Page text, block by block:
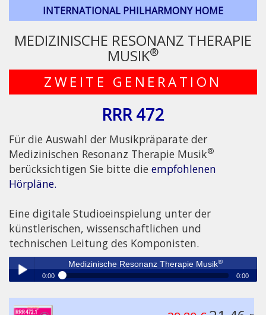
INTERNATIONAL PHILHARMONY HOME
MEDIZINISCHE RESONANZ THERAPIE
MUSIK®
ZWEITE GENERATION
RRR 472
Für die Auswahl der Musikpräparate der
Medizinischen Resonanz Therapie Musik®
berücksichtigen Sie bitte die empfohlenen
Hörpläne.
Eine digitale Studioeinspielung unter der
künstlerischen, wissenschaftlichen und
technischen Leitung des Komponisten.
Play /
Medizinische Resonanz Therapie Musik®
0:00 0:00